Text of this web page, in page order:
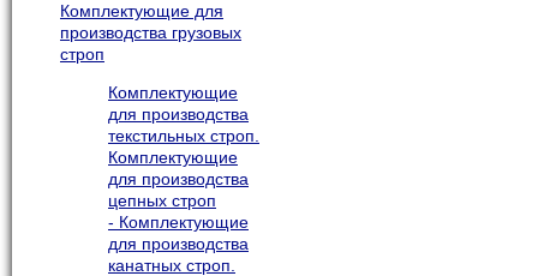
Комплектующие для
производства грузовых
строп
Комплектующие
для производства
текстильных строп.
Комплектующие
для производства
цепных строп
- Комплектующие
для производства
канатных строп.